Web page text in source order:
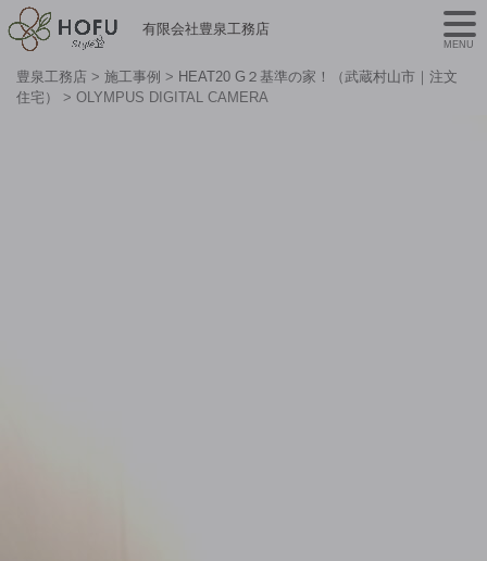
有限会社豊泉工務店
豊泉工務店 > 施工事例 > HEAT20 G２基準の家！（武蔵村山市｜注文
住宅）
> OLYMPUS DIGITAL CAMERA
MENU